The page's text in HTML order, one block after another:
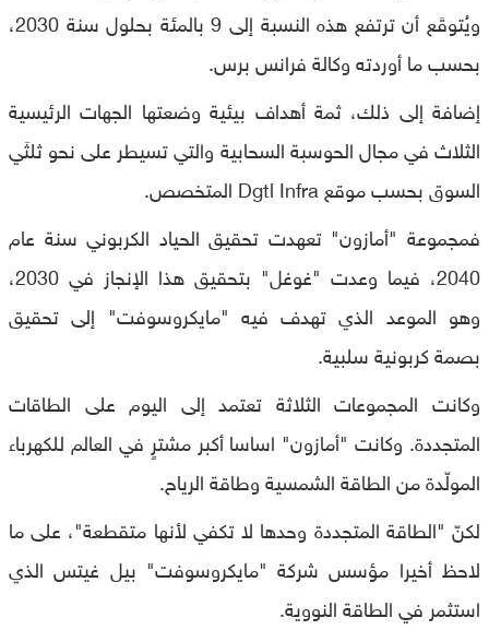
ويُتوقَع أن ترتفع هذه النسبة إلى 9 بالمئة بحلول سنة 2030،
بحسب ما أوردته وكالة فرانس برس.
إضافة إلى ذلك، ثمة أهداف بيئية وضعتها الجهات الرئيسية
الثلاث في مجال الحوسبة السحابية والتي تسيطر على نحو ثلثَي
السوق بحسب موقع Dgtl Infra المتخصص.
فمجموعة "أمازون" تعهدت تحقيق الحياد الكربوني سنة عام
2040، فيما وعدت "غوغل" بتحقيق هذا الإنجاز في 2030،
وهو الموعد الذي تهدف فيه "مايكروسوفت" إلى تحقيق
بصمة كربونية سلبية.
وكانت المجموعات الثلاثة تعتمد إلى اليوم على الطاقات
المتجددة. وكانت "أمازون" اساسا أكبر مشترٍ في العالم للكهرباء
المولّدة من الطاقة الشمسية وطاقة الرياح.
لكنّ "الطاقة المتجددة وحدها لا تكفي لأنها متقطعة"، على ما
لاحظ أخيرا مؤسس شركة "مايكروسوفت" بيل غيتس الذي
استثمر في الطاقة النووية.